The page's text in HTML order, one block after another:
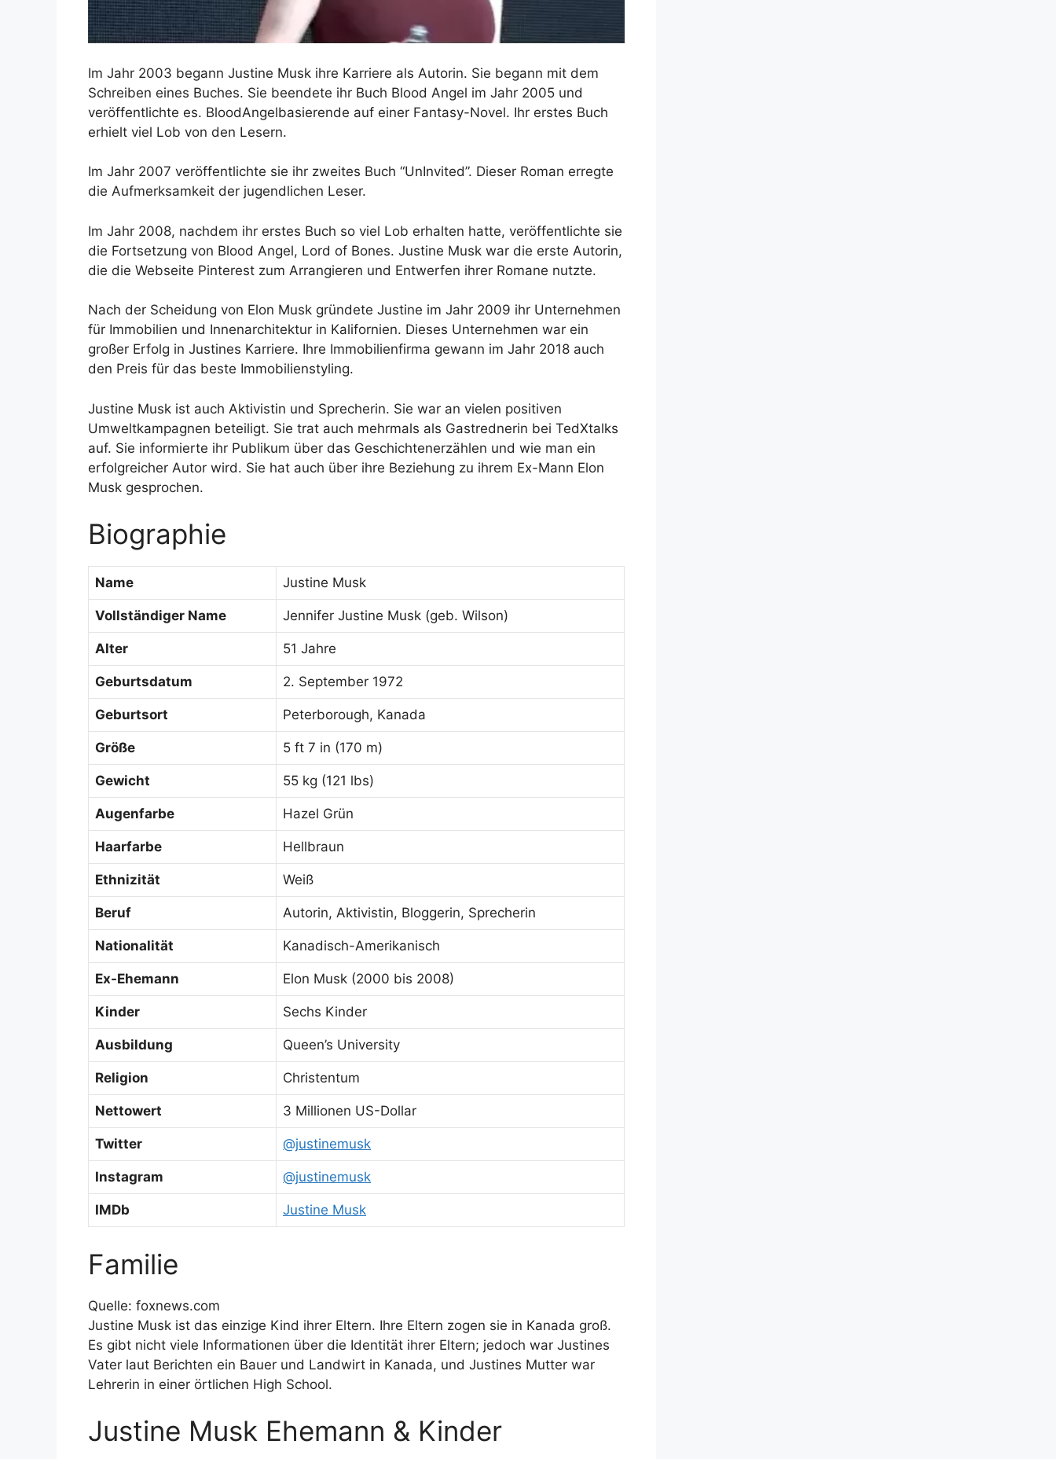
Im Jahr 2003 begann Justine Musk ihre Karriere als Autorin. Sie begann mit dem
Schreiben eines Buches. Sie beendete ihr Buch Blood Angel im Jahr 2005 und
veröffentlichte es. BloodAngelbasierende auf einer Fantasy-Novel. Ihr erstes Buch
erhielt viel Lob von den Lesern.
Im Jahr 2007 veröffentlichte sie ihr zweites Buch “UnInvited”. Dieser Roman erregte
die Aufmerksamkeit der jugendlichen Leser.
Im Jahr 2008, nachdem ihr erstes Buch so viel Lob erhalten hatte, veröffentlichte sie
die Fortsetzung von Blood Angel, Lord of Bones. Justine Musk war die erste Autorin,
die die Webseite Pinterest zum Arrangieren und Entwerfen ihrer Romane nutzte.
Nach der Scheidung von Elon Musk gründete Justine im Jahr 2009 ihr Unternehmen
für Immobilien und Innenarchitektur in Kalifornien. Dieses Unternehmen war ein
großer Erfolg in Justines Karriere. Ihre Immobilienfirma gewann im Jahr 2018 auch
den Preis für das beste Immobilienstyling.
Justine Musk ist auch Aktivistin und Sprecherin. Sie war an vielen positiven
Umweltkampagnen beteiligt. Sie trat auch mehrmals als Gastrednerin bei TedXtalks
auf. Sie informierte ihr Publikum über das Geschichtenerzählen und wie man ein
erfolgreicher Autor wird. Sie hat auch über ihre Beziehung zu ihrem Ex-Mann Elon
Musk gesprochen.
Biographie
Name Justine Musk
Vollständiger Name Jennifer Justine Musk (geb. Wilson)
Alter 51 Jahre
Geburtsdatum 2. September 1972
Geburtsort Peterborough, Kanada
Größe 5 ft 7 in (170 m)
Gewicht 55 kg (121 lbs)
Augenfarbe Hazel Grün
Haarfarbe Hellbraun
Ethnizität Weiß
Beruf Autorin, Aktivistin, Bloggerin, Sprecherin
Nationalität Kanadisch-Amerikanisch
Ex-Ehemann Elon Musk (2000 bis 2008)
Kinder Sechs Kinder
Ausbildung Queen’s University
Religion Christentum
Nettowert 3 Millionen US-Dollar
Twitter @justinemusk
Instagram @justinemusk
IMDb Justine Musk
Familie
Quelle: foxnews.com
Justine Musk ist das einzige Kind ihrer Eltern. Ihre Eltern zogen sie in Kanada groß.
Es gibt nicht viele Informationen über die Identität ihrer Eltern; jedoch war Justines
Vater laut Berichten ein Bauer und Landwirt in Kanada, und Justines Mutter war
Lehrerin in einer örtlichen High School.
Justine Musk Ehemann & Kinder